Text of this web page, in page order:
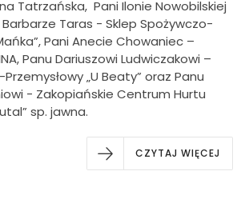
Tatrzańska, Pani Ilonie Nowobilskiej
Taras - Sklep Spożywczo-
Pani Anecie Chowaniec –
Panu Dariuszowi Ludwiczakowi –
„U Beaty” oraz Panu
- Zakopiańskie Centrum Hurtu
sp. jawna.
CZYTAJ WIĘCEJ